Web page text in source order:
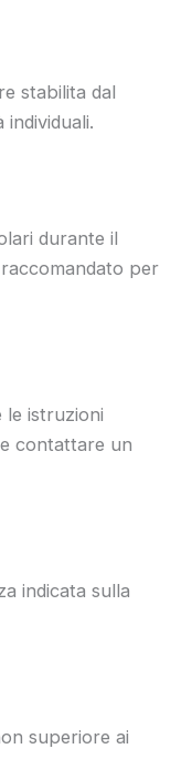
stabilita dal
individuali.
durante il
per
le istruzioni
contattare un
indicata sulla
superiore ai